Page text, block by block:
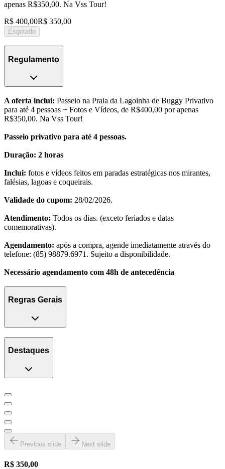
apenas R$350,00. Na Vss Tour!
R$ 400,00R$ 350,00
Esgotado
Regulamento
A oferta inclui: Passeio na Praia da Lagoinha de Buggy Privativo
para até 4 pessoas + Fotos e Vídeos, de R$400,00 por apenas
R$350,00. Na Vss Tour!
Passeio privativo para até 4 pessoas.
Duração: 2 horas
Inclui: fotos e vídeos feitos em paradas estratégicas nos mirantes,
falésias, lagoas e coqueirais.
Validade do cupom: 28/02/2026.
Atendimento: Todos os dias. (exceto feriados e datas
comemorativas).
Agendamento: após a compra, agende imediatamente através do
telefone: (85) 98879.6971. Sujeito a disponibilidade.
Necessário agendamento com 48h de antecedência
Regras Gerais
Destaques
Previous slide Next slide
R$ 350,00